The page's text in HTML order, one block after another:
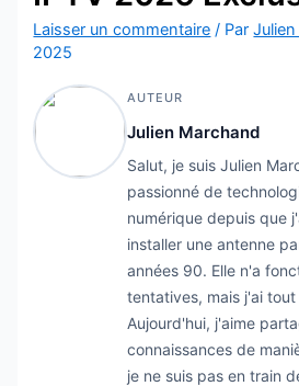
Laisser un commentaire / Par
2025
AUTEUR
Julien Marchand
Salut, je suis Julien
passionné de
numérique depuis que
installer une antenne
années 90. Elle n'a
tentatives, mais j'ai
Aujourd'hui, j'aime
connaissances de
je ne suis pas en train